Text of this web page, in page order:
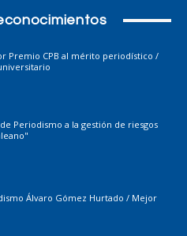
Premio CPB al mérito periodístico /
Periodismo a la gestión de riesgos
Álvaro Gómez Hurtado / Mejor